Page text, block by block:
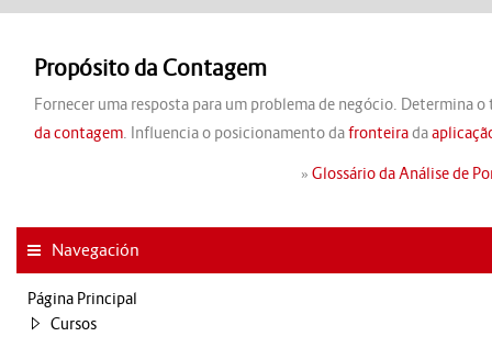
Propósito da Contagem
Fornecer uma resposta para um problema de negócio. Determina
da contagem. Influencia o posicionamento dafronteirada
» Glossário da Análise de
Navegación
Página Principal
Cursos